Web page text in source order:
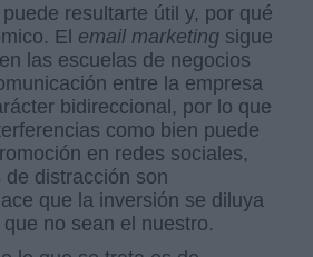
puede resultarte útil y, por qué
El email marketing sigue
las escuelas de negocios
entre la empresa
bidireccional, por lo que
como bien puede
en redes sociales,
distracción son
que la inversión se diluya
no sean el nuestro.